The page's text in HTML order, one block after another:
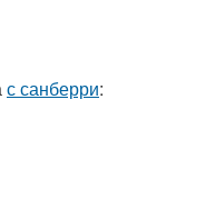
с санберри: